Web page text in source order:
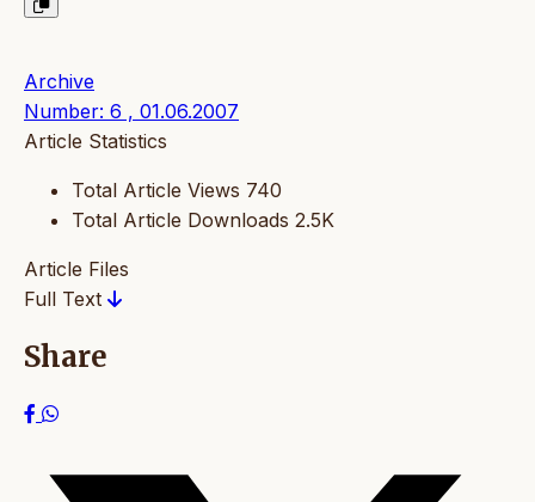
Archive
Number: 6 , 01.06.2007
Article Statistics
Total Article Views 740
Total Article Downloads 2.5K
Article Files
Full Text
Share